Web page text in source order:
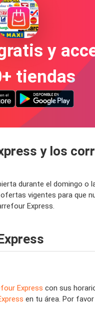
y
tiendas
y los
durante el domingo
vigentes para que
Express.
Express con sus
en tu área. Por